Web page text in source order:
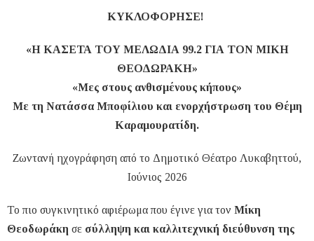
ΚΥΚΛΟΦΟΡΗΣΕ!
«Η ΚΑΣΕΤΑ ΤΟΥ ΜΕΛΩΔΙΑ 99.2 ΓΙΑ ΤΟΝ ΜΙΚΗ
ΘΕΟΔΩΡΑΚΗ»
«Μες στους ανθισμένους κήπους»
Με τη Νατάσσα Μποφίλιου και ενορχήστρωση του Θέμη
Καραμουρατίδη.
Ζωντανή ηχογράφηση από το Δημοτικό Θέατρο Λυκαβηττού,
Ιούνιος 2026
Το πιο συγκινητικό αφιέρωμα που έγινε για τον Μίκη
Θεοδωράκη σε σύλληψη και καλλιτεχνική διεύθυνση της